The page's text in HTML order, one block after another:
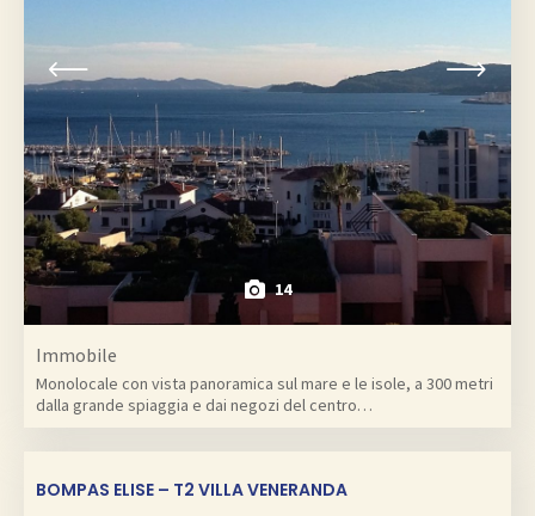
14
Immobile
Monolocale con vista panoramica sul mare e le isole, a 300 metri
dalla grande spiaggia e dai negozi del centro…
BOMPAS ELISE – T2 VILLA VENERANDA